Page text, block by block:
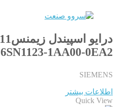
درایو اسپیندل زیمنس611 160A
6SN1123-1AA00-0EA2
SIEMENS
اطلاعات بیشتر
Quick View